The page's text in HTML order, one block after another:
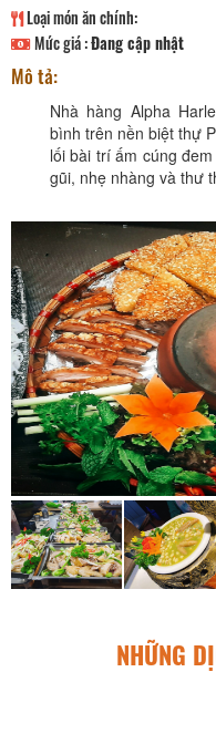
Loại món ăn chính:
Mức giá :Đang cập nhật
Mô tả:
Nhà hàng Alpha
bình trên nền biệt thự
lối bài trí ấm cúng
gũi, nhẹ nhàng và thư
NHỮNG